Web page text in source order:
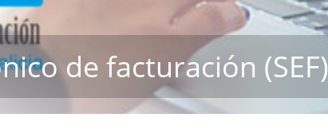
de facturación (SEF)